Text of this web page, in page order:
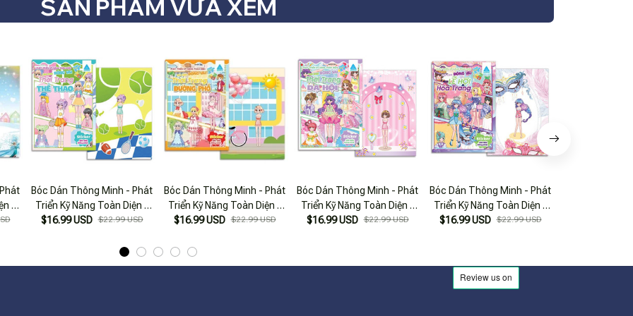
SẢN PHẨM VỪA XEM
-
Bóc Dán Thông Minh - Phát
Triển Kỹ Năng Toàn Diện -
Trò Chơi Đóng Vai Thời
$16.99 USD $22.99 USD
Bóc Dán Thông Minh - Phát
Triển Kỹ Năng Toàn Diện -
Trò Chơi Đóng Vai Thời
$16.99 USD $22.99 USD
Bóc Dán Thông Minh - Phát
Triển Kỹ Năng Toàn Diện -
Trò Chơi Đóng Vai - Thời
$16.99 USD $22.99 USD
Bóc Dán Thông Minh - Phát
Triển Kỹ Năng Toàn Diện -
Trò Chơi Đóng Vai - Lễ Hội
$16.99 USD $22.99 USD